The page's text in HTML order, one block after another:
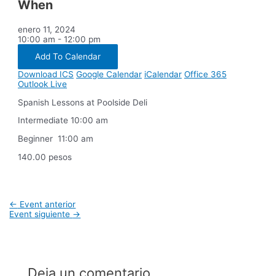
When
enero 11, 2024
10:00 am - 12:00 pm
Add To Calendar
Download ICS Google Calendar iCalendar Office 365
Outlook Live
Spanish Lessons at Poolside Deli
Intermediate 10:00 am
Beginner 11:00 am
140.00 pesos
Navegación
de
← Event anterior
Event siguiente →